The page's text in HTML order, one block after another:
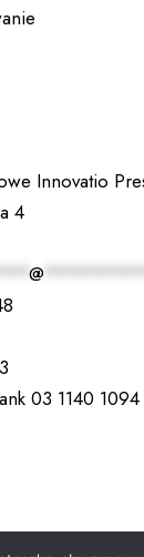
Innovatio
4
@
03 1140